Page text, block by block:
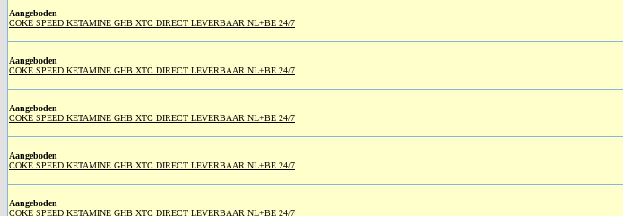
Aangeboden
COKE SPEED KETAMINE GHB XTC DIRECT LEVERBAAR NL+BE 24/7
Aangeboden
COKE SPEED KETAMINE GHB XTC DIRECT LEVERBAAR NL+BE 24/7
Aangeboden
COKE SPEED KETAMINE GHB XTC DIRECT LEVERBAAR NL+BE 24/7
Aangeboden
COKE SPEED KETAMINE GHB XTC DIRECT LEVERBAAR NL+BE 24/7
Aangeboden
COKE SPEED KETAMINE GHB XTC DIRECT LEVERBAAR NL+BE 24/7